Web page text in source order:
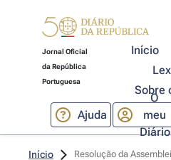
Jornal Oficial
da República
Portuguesa
Início
Sobre
Ajuda
O
meu
Diário
Início Resolução da